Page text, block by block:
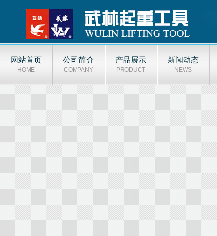
网站首页
HOME
公司简介
COMPANY
产品展示
PRODUCT
新闻动态
NEWS